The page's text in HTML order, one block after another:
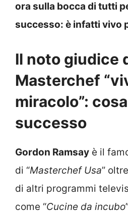
ora sulla bocca di tutti
successo: è infatti vivo
Il noto giudice
Masterchef
miracolo”:
successo
Gordon Ramsay è il
di “Masterchef Usa”
di altri programmi
come “Cucine da incubo